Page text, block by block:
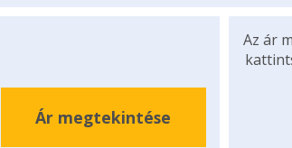
Ár megtekintése
Az ár